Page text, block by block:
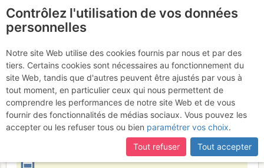
Monte Colmo
Italia Adamello - Brenta Provincia di Brescia
+
–
Contrôlez l'utilisation de vos données
personnelles
Notre site Web utilise des cookies fournis par nous et par des
tiers. Certains cookies sont nécessaires au fonctionnement du
site Web, tandis que d'autres peuvent être ajustés par vous à
tout moment, en particulier ceux qui nous permettent de
comprendre les performances de notre site Web et de vous
fournir des fonctionnalités de médias sociaux. Vous pouvez les
accepter ou les refuser tous ou bien paramétrer vos choix.
Tout refuser
Tout accepter